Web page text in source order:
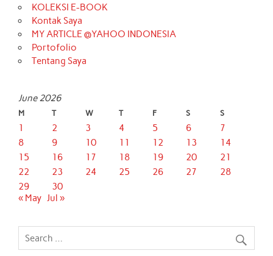
KOLEKSI E-BOOK
Kontak Saya
MY ARTICLE @YAHOO INDONESIA
Portofolio
Tentang Saya
June 2026
M T W T F S S
1 2 3 4 5 6
7
8
9 10 11 12 13
14
15
16 17 18 19 20
21
22
23 24 25 26 27
28
29
30
« May Jul »